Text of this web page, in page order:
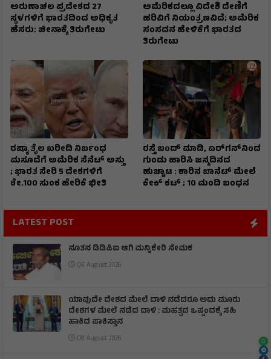
ಅರುಣಾಚಲ ಪ್ರದೇಶದ 27
ಸ್ಥಳಗಳಿಗೆ ಭಾರತದಿಂದ ಅಧಿಕೃತ
ಹೆಸರು: ಚೀನಾಕ್ಕೆ ತಿರುಗೇಟು
ಅಮೆರಿಕದಲ್ಲೂ ವಿದೇಶಿ ದೇಣಿಗೆ
ಹರಿವಿಗೆ ನಿಯಂತ್ರಣವಿದೆ; ಅಮೆರಿಕ
ಸಂಸದನ ಹೇಳಿಕೆಗೆ ಭಾರತದ
ತಿರುಗೇಟು
ರಷ್ಯಾ ತೈಲ ಖರೀದಿ ನಿರ್ಬಂಧ
ಮಸೂದೆಗೆ ಅಮೆರಿಕ ಸೆನೆಟ್ ಅಸ್ತು
; ಭಾರತ ಸೇರಿ 5 ದೇಶಗಳಿಗೆ
ಶೇ.100 ಸುಂಕ ಹೇರಿಕೆ ಭೀತಿ
ರಸ್ತೆ ಬಂದ್ ಮಾಡಿ, ಏರ್‌ಗನ್‌ನಿಂದ
ಗುಂಡು ಹಾರಿಸಿ ಜನ್ಮದಿನದ
ಹುಚ್ಚಾಟ : ಕಾರಿನ ಬಾನೆಟ್ ಮೇಲೆ
ಕೇಕ್ ಕಟ್‌ ; 10 ಮಂದಿ ಬಂಧನ
LATEST POST
ನೂತನ ಡಿಡಿಪಿಐ ಆಗಿ ಮನ್ನಿಕೇರಿ ನೇಮಕ
08 August 2026
ಯಾವುದೇ ದೇಶದ ಮೇಲೆ ದಾಳಿ ನಡೆದರೂ ಅದು ಮೂರು
ದೇಶಗಳ ಮೇಲೆ ನಡೆದ ದಾಳಿ : ಮಹತ್ವದ ಒಪ್ಪಂದಕ್ಕೆ ಸಹಿ
ಹಾಕಿದ ಪಾಕಿಸ್ತಾನ
08 August 2026